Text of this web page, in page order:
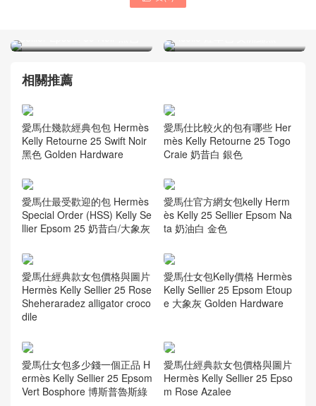
愛馬仕 外縫 鉑金包 價格及
Hermes Kelly 25淡灰褐色17
相關推薦
愛馬仕幾款經典包包 Hermès
Kelly Retourne 25 Swift Noir
黑色 Golden Hardware
愛馬仕比較火的包有哪些 Her
mès Kelly Retourne 25 Togo
Craie 奶昔白 銀色
愛馬仕最受歡迎的包 Hermès
Special Order (HSS) Kelly Se
llier Epsom 25 奶昔白/大象灰
愛馬仕官方網女包kelly Herm
ès Kelly 25 Sellier Epsom Na
ta 奶油白 金色
愛馬仕經典款女包價格與圖片
Hermès Kelly Sellier 25 Rose
Sheheraradez alligator croco
dile
愛馬仕女包Kelly價格 Hermès
Kelly Sellier 25 Epsom Etoup
e 大象灰 Golden Hardware
愛馬仕女包多少錢一個正品 H
ermès Kelly Sellier 25 Epsom
Vert Bosphore 博斯普魯斯綠
愛馬仕經典款女包價格與圖片
Hermès Kelly Sellier 25 Epso
m Rose Azalee